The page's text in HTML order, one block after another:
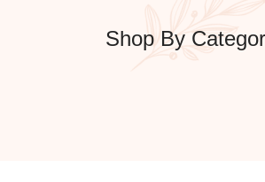
Shop By